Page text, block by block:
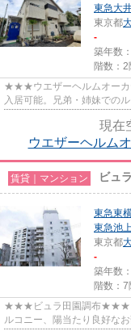
東急大
東京都
-
築年数
階数：2
★★★ウエザーヘルムオーカ
入居可能。兄弟・姉妹での
現在
ウエザーヘルム
賃貸｜マンション ビュ
東急東
東急池
東京都
-
築年数
階数：7
★★★ビュラ田園調布★★★ 東
ルコニー、陽当たり良好な